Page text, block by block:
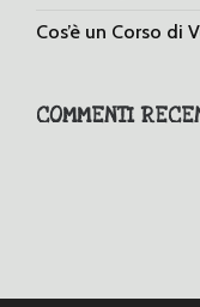
Cos’è un Corso di
COMMENTI